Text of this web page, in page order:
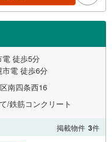
徒歩5分
電 徒歩6分
南四条西16
/鉄筋コンクリート
掲載物件 3件